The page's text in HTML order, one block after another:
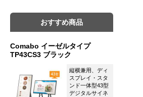
おすすめ商品
Comabo イーゼルタイプ
TP43CS3 ブラック
縦横兼用、ディ
スプレイ・スタ
ンド一体型43型
デジタルサイネ